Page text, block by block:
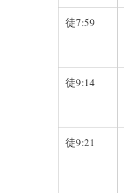
徒7:59
徒9:14
徒9:21